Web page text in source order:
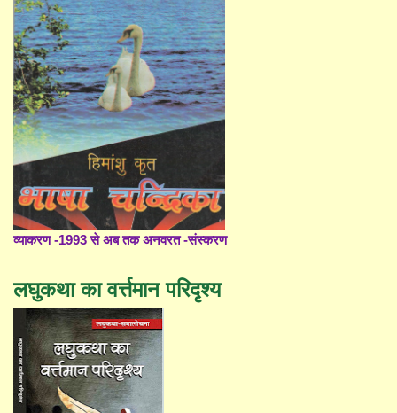
व्याकरण -1993 से अब तक अनवरत -संस्करण
लघुकथा का वर्त्तमान परिदृश्य